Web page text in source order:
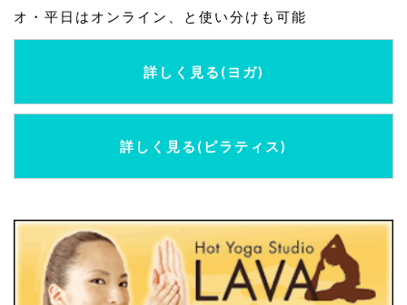
オ・平日はオンライン、と使い分けも可能
詳しく見る(ヨガ)
詳しく見る(ピラティス)